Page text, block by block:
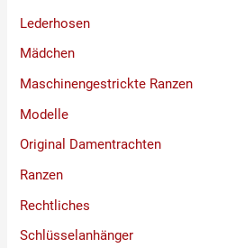
Lederhosen
Mädchen
Maschinengestrickte Ranzen
Modelle
Original Damentrachten
Ranzen
Rechtliches
Schlüsselanhänger